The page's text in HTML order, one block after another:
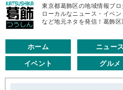
東京都葛飾区の地域情報ブ
ローカルなニュース・イベ
など地元ネタを発信！葛飾
ホーム ニュース
イベント グルメ